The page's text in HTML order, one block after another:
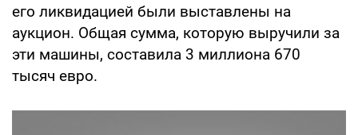
его ликвидацией были выставлены на
аукцион. Общая сумма, которую выручили за
эти машины, составила 3 миллиона 670
тысяч евро.